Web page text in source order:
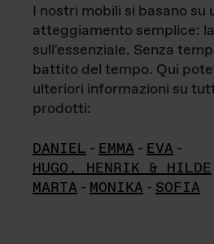
I nostri mobili si basano su
atteggiamento semplice:
sull'essenziale. Senza
battito del tempo. Qui
ulteriori informazioni su
prodotti:
DANIEL - EMMA - EVA -
HUGO, HENRIK & HILDE
MARTA - MONIKA - SOFIA